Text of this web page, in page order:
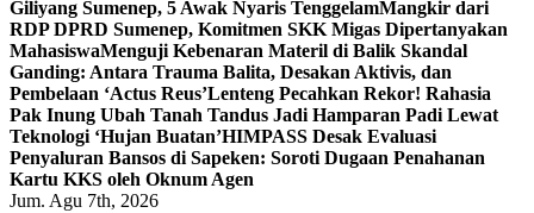
Giliyang Sumenep, 5 Awak Nyaris TenggelamMangkir dari
RDP DPRD Sumenep, Komitmen SKK Migas Dipertanyakan
MahasiswaMenguji Kebenaran Materil di Balik Skandal
Ganding: Antara Trauma Balita, Desakan Aktivis, dan
Pembelaan ‘Actus Reus’Lenteng Pecahkan Rekor! Rahasia
Pak Inung Ubah Tanah Tandus Jadi Hamparan Padi Lewat
Teknologi ‘Hujan Buatan’HIMPASS Desak Evaluasi
Penyaluran Bansos di Sapeken: Soroti Dugaan Penahanan
Kartu KKS oleh Oknum Agen
Jum. Agu 7th, 2026